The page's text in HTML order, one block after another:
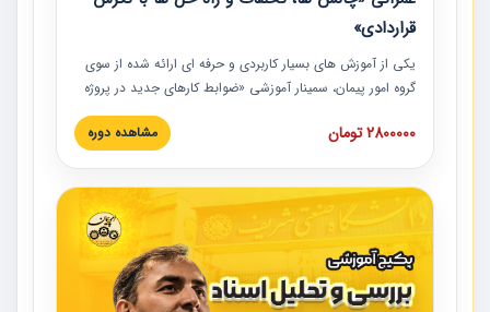
قراردادی»
یکی از آموزش‏‏‏‏‏‏ های بسیار کاربردی و حرفه‏ ای ارائه شده از سوی
گروه امور پیمان، سمینار آموزشی «ضوابط کارهای جدید در پروژه
های عمرانی» چالش ها، تخلفات و راه حل ها با نگرش قراردادی
است که در محل سندیکای شرکت های ساختمانی کشور ارائه شد.
مدارک پیمان به همراه تجربیات عملی ارائه شده است.
2800000 تومان مشاهده دوره